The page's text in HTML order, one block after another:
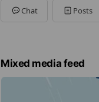
Chat Posts
Mixed media feed